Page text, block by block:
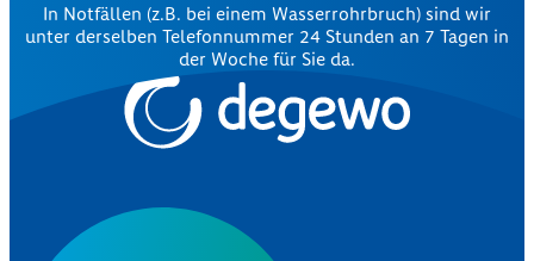
In Notfällen (z.B. bei einem Wasserrohrbruch) sind wir
unter derselben Telefonnummer 24 Stunden an 7 Tagen in
der Woche für Sie da.